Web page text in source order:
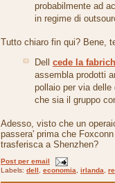
probabilmente ad
in regime di
Tutto chiaro fin qui? Bene,
Dell cede la
assembla prodotti
pollaio per via
che sia il gruppo
Adesso, visto che un
passera' prima che
trasferisca a Shenzhen?
Post per email
Labels: dell economia irlanda